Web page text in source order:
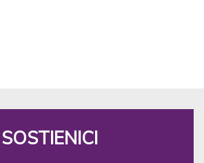
SOSTIENICI